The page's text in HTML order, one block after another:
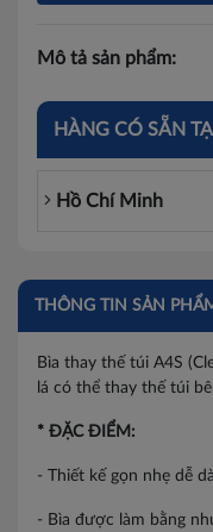
Mô tả sản phẩm:
HÀNG CÓ SẴN TẠI
Hồ Chí Minh
THÔNG TIN SẢN
Bìa thay thế túi A4S
lá có thể thay thế túi
* ĐẶC ĐIỂM:
- Thiết kế gọn nhẹ dễ
- Bìa được làm bằng